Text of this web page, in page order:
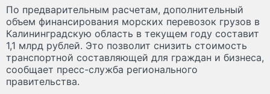
По предварительным расчетам, дополнительный
объем финансирования морских перевозок грузов в
Калининградскую область в текущем году составит
1,1 млрд рублей. Это позволит снизить стоимость
транспортной составляющей для граждан и бизнеса,
сообщает пресс-служба регионального
правительства.